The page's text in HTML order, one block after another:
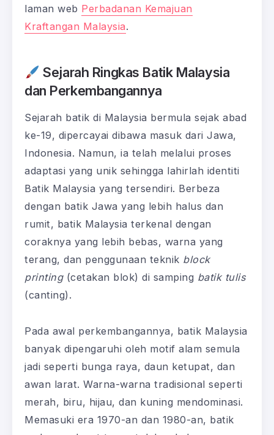
laman web Perbadanan Kemajuan
Kraftangan Malaysia.
Sejarah Ringkas Batik Malaysia
dan Perkembangannya
Sejarah batik di Malaysia bermula sejak abad
ke-19, dipercayai dibawa masuk dari Jawa,
Indonesia. Namun, ia telah melalui proses
adaptasi yang unik sehingga lahirlah identiti
Batik Malaysia yang tersendiri. Berbeza
dengan batik Jawa yang lebih halus dan
rumit, batik Malaysia terkenal dengan
coraknya yang lebih bebas, warna yang
terang, dan penggunaan teknik block
printing(cetakan blok) di samping batik tulis
(canting).
Pada awal perkembangannya, batik Malaysia
banyak dipengaruhi oleh motif alam semula
jadi seperti bunga raya, daun ketupat, dan
awan larat. Warna-warna tradisional seperti
merah, biru, hijau, dan kuning mendominasi.
Memasuki era 1970-an dan 1980-an, batik